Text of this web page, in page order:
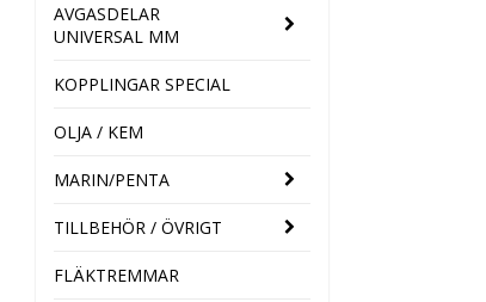
AVGASDELAR
UNIVERSAL MM
KOPPLINGAR SPECIAL
OLJA / KEM
MARIN/PENTA
TILLBEHÖR / ÖVRIGT
FLÄKTREMMAR